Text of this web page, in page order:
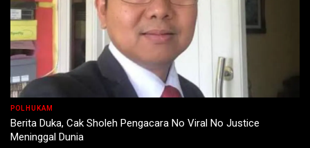
POLHUKAM
Berita Duka, Cak Sholeh Pengacara No Viral No Justice
Meninggal Dunia